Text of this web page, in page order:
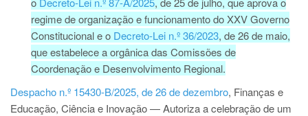
regime de organização e funcionamento do XXV Governo
Constitucional e o Decreto-Lei n.º 36/2023, de 26 de maio,
que estabelece a orgânica das Comissões de
Coordenação e Desenvolvimento Regional.
Despacho n.º 15430-B/2025, de 26 de dezembro, Finanças e
Educação, Ciência e Inovação — Autoriza a celebração de um